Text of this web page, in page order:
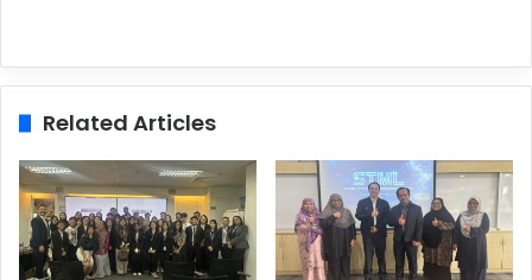
Related Articles